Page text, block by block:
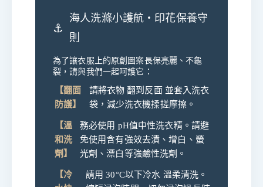
海人洗滌小護航・印花保養守
則
為了讓衣服上的原創圖案長保亮麗、不龜
裂，請與我們一起呵護它：
【翻面
防護】
請將衣物 翻到反面 並套入洗衣
袋，減少洗衣機揉搓摩擦。
【溫
和洗
劑】
務必使用 pH值中性洗衣精。請避
免使用含有強效去漬、增白、螢
光劑、漂白等強鹼性洗劑。
【冷
請用 30°C以下冷水 溫柔清洗。